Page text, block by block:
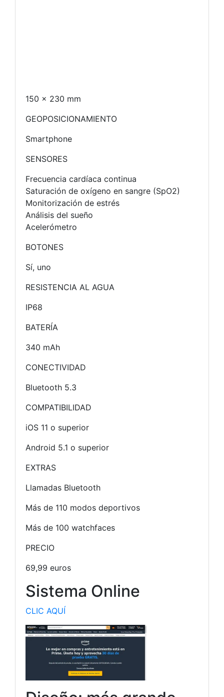
150 x 230 mm
GEOPOSICIONAMIENTO
Smartphone
SENSORES
Frecuencia cardíaca continua
Saturación de oxígeno en sangre (SpO2)
Monitorización de estrés
Análisis del sueño
Acelerómetro
BOTONES
Sí, uno
RESISTENCIA AL AGUA
IP68
BATERÍA
340 mAh
CONECTIVIDAD
Bluetooth 5.3
COMPATIBILIDAD
iOS 11 o superior
Android 5.1 o superior
EXTRAS
Llamadas Bluetooth
Más de 110 modos deportivos
Más de 100 watchfaces
PRECIO
69,99 euros
Sistema Online
CLIC AQUÍ